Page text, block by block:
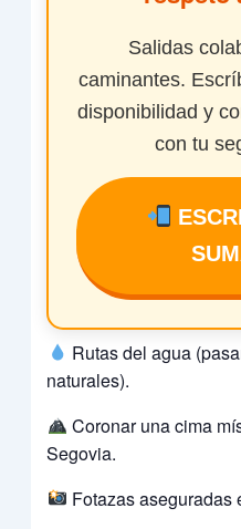
Salidas
caminantes.
disponibilidad y
con tu
Rutas del agua
naturales).
Coronar una cima
Segovia.
Fotazas aseguradas